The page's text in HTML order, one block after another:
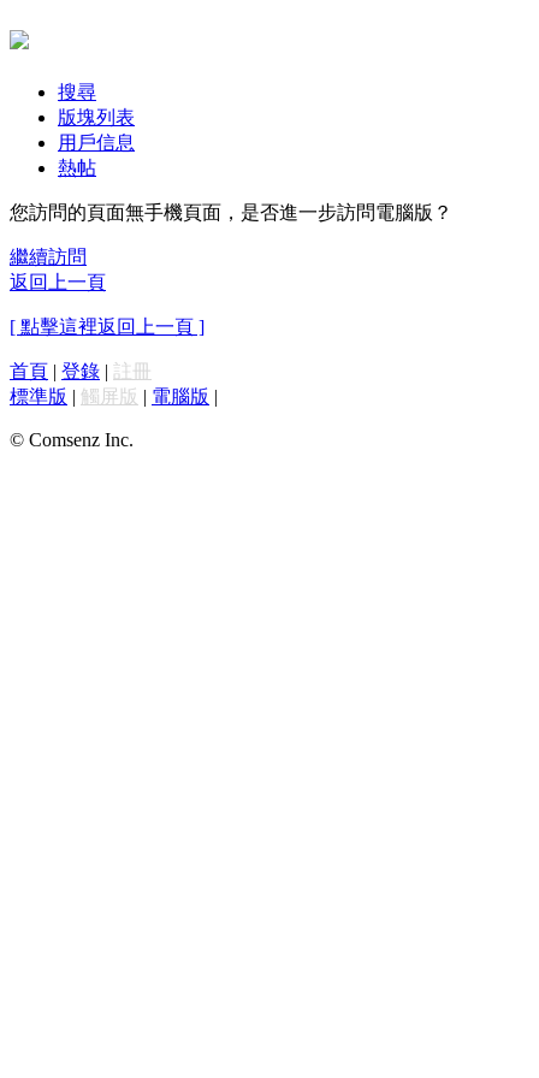
搜尋
版塊列表
用戶信息
熱帖
您訪問的頁面無手機頁面，是否進一步訪問電腦版？
繼續訪問
返回上一頁
[ 點擊這裡返回上一頁 ]
首頁 | 登錄 | 註冊
標準版 | 觸屏版 | 電腦版 |
© Comsenz Inc.